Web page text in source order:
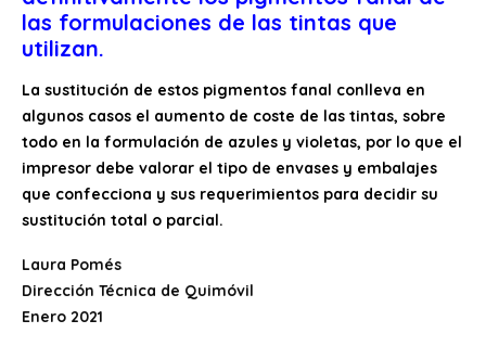
las formulaciones de las tintas que
utilizan.
La sustitución de estos pigmentos fanal conlleva en
algunos casos el aumento de coste de las tintas, sobre
todo en la formulación de azules y violetas, por lo que el
impresor debe valorar el tipo de envases y embalajes
que confecciona y sus requerimientos para decidir su
sustitución total o parcial.
Laura Pomés
Dirección Técnica de Quimóvil
Enero 2021